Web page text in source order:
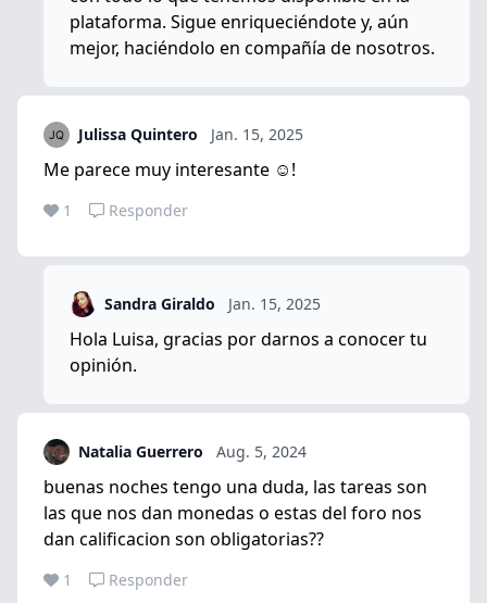
plataforma. Sigue enriqueciéndote y, aún
mejor, haciéndolo en compañía de nosotros.
Julissa Quintero Jan. 15, 2025
Me parece muy interesante ☺️!
1 Responder
Sandra Giraldo Jan. 15, 2025
Hola Luisa, gracias por darnos a conocer tu
opinión.
Natalia Guerrero Aug. 5, 2024
buenas noches tengo una duda, las tareas son
las que nos dan monedas o estas del foro nos
dan calificacion son obligatorias??
1 Responder